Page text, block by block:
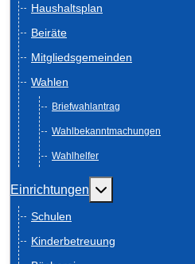
Haushaltsplan
Beiräte
Mitgliedsgemeinden
Wahlen
Briefwahlantrag
Wahlbekanntmachungen
Wahlhelfer
Einrichtungen Weitere
Schulen
Kinderbetreuung